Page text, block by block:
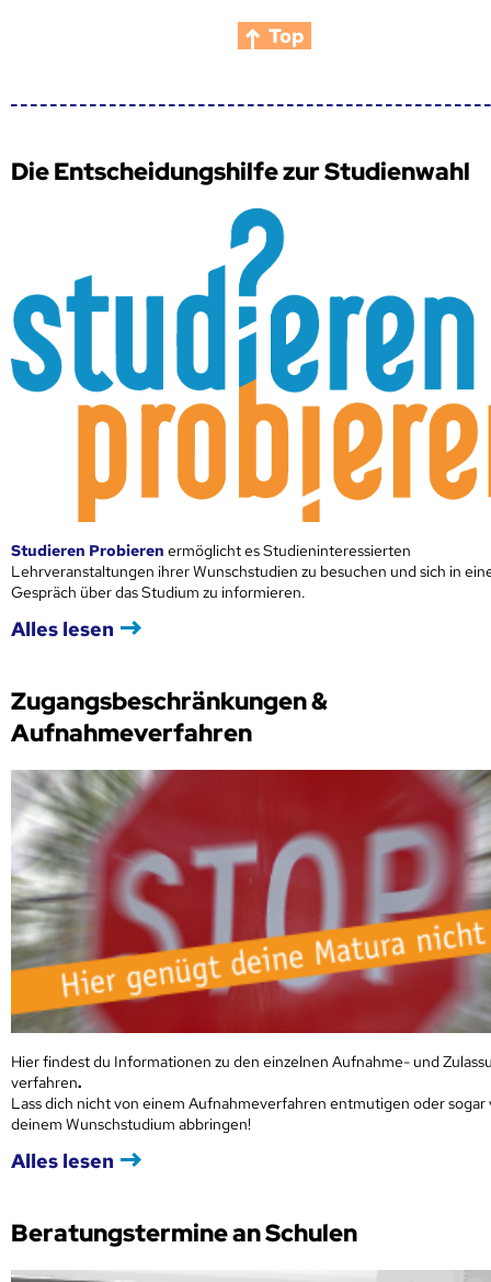
Top
Die Entscheidungshilfe zur Studienwahl
Studieren Probieren ermöglicht es Studieninteressierten
Lehrveranstaltungen ihrer Wunschstudien zu besuchen und sich in
Gespräch über das Studium zu informieren.
Alles lesen
Zugangsbeschränkungen &
Aufnahmeverfahren
Hier findest du Informationen zu den einzelnen Aufnahme- und
verfahren.
Lass dich nicht von einem Aufnahmeverfahren entmutigen oder sogar
deinem Wunschstudium abbringen!
Alles lesen
Beratungstermine an Schulen